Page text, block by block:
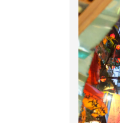
đưa du
sắt này
Đoàn ăn
Onsen
khoáng
khách
Đoàn